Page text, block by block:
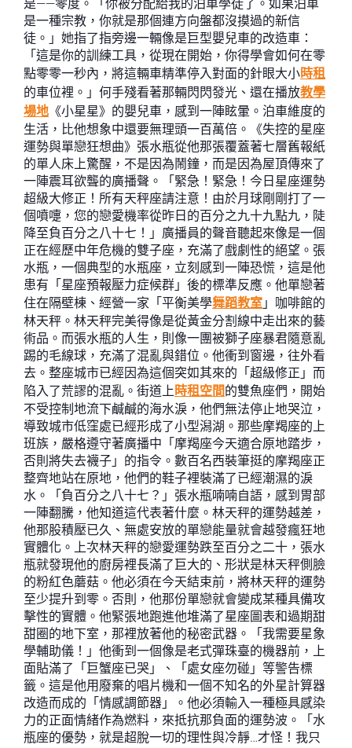
是——零度。「你被分配給我的泊車學徒了。如果泊車
是一種宗教，你就是那個連方向盤都沒摸過的新信
徒。」她指了指旁邊一輛像是巨型嬰兒車的改造車：
「這是你的訓練工具，從現在開始，你得學會如何在零
點零零一秒內，將這輛車精準停入對面的針眼大小時租
的車位裡。」何手殘看著那輛閃閃發光、還在播放教學
場地 《小星星》的嬰兒車，感到一陣眩暈。泊車維度的
生活，比他想象中還要無理頭一百萬倍。《失控的星座
運勢與單戀狂想曲》張水瓶從他那張覆蓋著七層舊報紙
的單人床上驚醒，不是因為鬧鐘，而是因為屋頂傳來了
一陣震耳欲聾的廣播聲。「緊急！緊急！今日星座運勢
超級大修正！所有天秤座請注意！由於月球剛剛打了一
個噴嚏，您的戀愛機率從昨日的百分之九十九點九，陡
降至負百分之八十七！」廣播員的聲音聽起來像是一個
正在經歷中年危機的雙子座，充滿了戲劇性的絕望。張
水瓶，一個典型的水瓶座，立刻感到一陣恐慌，這是他
患有「星座預報壓力症候群」後的標準反應。他單戀著
住在隔壁棟、經營一家「平衡美學舞蹈教室 」咖啡館的
林天秤。林天秤完美得像是從黃金分割線中走出來的藝
術品。而張水瓶的人生，則像一團被獅子座暴君隨意亂
踢的毛線球，充滿了混亂與錯位。他衝到窗邊，往外看
去。整座城市已經因為這個突如其來的「超級修正」而
陷入了荒謬的混亂。街道上時租空間的雙魚座們，開始
不受控制地流下鹹鹹的海水淚，他們無法停止地哭泣，
導致城市低窪處已經形成了小型潟湖。那些摩羯座的上
班族，嚴格遵守著廣播中「摩羯座今天適合原地踏步，
否則將失去襪子」的指令。數百名西裝筆挺的摩羯座正
整齊地站在原地，他們的鞋子裡裝滿了已經潮濕的淚
水。「負百分之八十七？」張水瓶喃喃自語，感到胃部
一陣翻騰，他知道這代表著什麼。林天秤的運勢越差，
他那股積壓已久、無處安放的單戀能量就會越發瘋狂地
實體化。上次林天秤的戀愛運勢跌至百分之二十，張水
瓶就發現他的廚房裡長滿了巨大的、形狀是林天秤側臉
的粉紅色蘑菇。他必須在今天結束前，將林天秤的運勢
至少提升到零。否則，他那份單戀就會變成某種具備攻
擊性的實體。他緊張地跑進他堆滿了星座圖表和過期甜
甜圈的地下室，那裡放著他的秘密武器。「我需要星象
學輔助儀！」他衝到一個像是老式彈珠臺的機器前，上
面貼滿了「巨蟹座已哭」、「處女座勿碰」等警告標
籤。這是他用廢棄的唱片機和一個不知名的外星計算器
改造而成的「情感調節器」。他必須輸入一種極具感染
力的正面情緒作為燃料，來抵抗那負面的運勢波。「水
瓶座的優勢，就是超脫一切的理性與冷靜…才怪！我只